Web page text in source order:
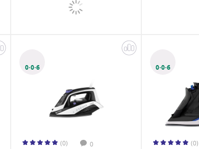
0·0·6
(0) 0
0·0·6
(0)